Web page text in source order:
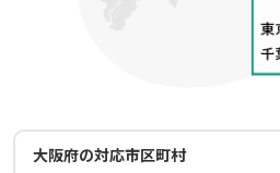
大阪府の対応市区町村